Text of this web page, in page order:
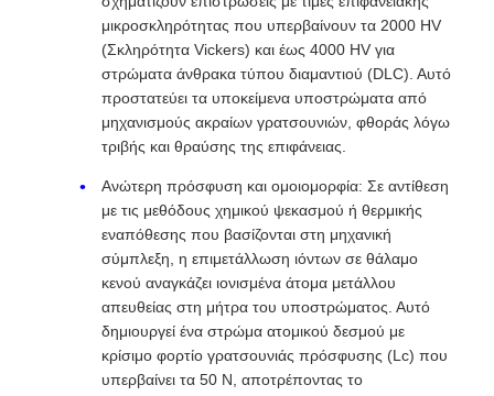
μικροσκληρότητας που υπερβαίνουν τα 2000 HV
(Σκληρότητα Vickers) και έως 4000 HV για
στρώματα άνθρακα τύπου διαμαντιού (DLC). Αυτό
προστατεύει τα υποκείμενα υποστρώματα από
μηχανισμούς ακραίων γρατσουνιών, φθοράς λόγω
τριβής και θραύσης της επιφάνειας.
Ανώτερη πρόσφυση και ομοιομορφία: Σε αντίθεση
με τις μεθόδους χημικού ψεκασμού ή θερμικής
εναπόθεσης που βασίζονται στη μηχανική
σύμπλεξη, η επιμετάλλωση ιόντων σε θάλαμο
κενού αναγκάζει ιονισμένα άτομα μετάλλου
απευθείας στη μήτρα του υποστρώματος. Αυτό
δημιουργεί ένα στρώμα ατομικού δεσμού με
κρίσιμο φορτίο γρατσουνιάς πρόσφυσης (Lc) που
υπερβαίνει τα 50 N, αποτρέποντας το